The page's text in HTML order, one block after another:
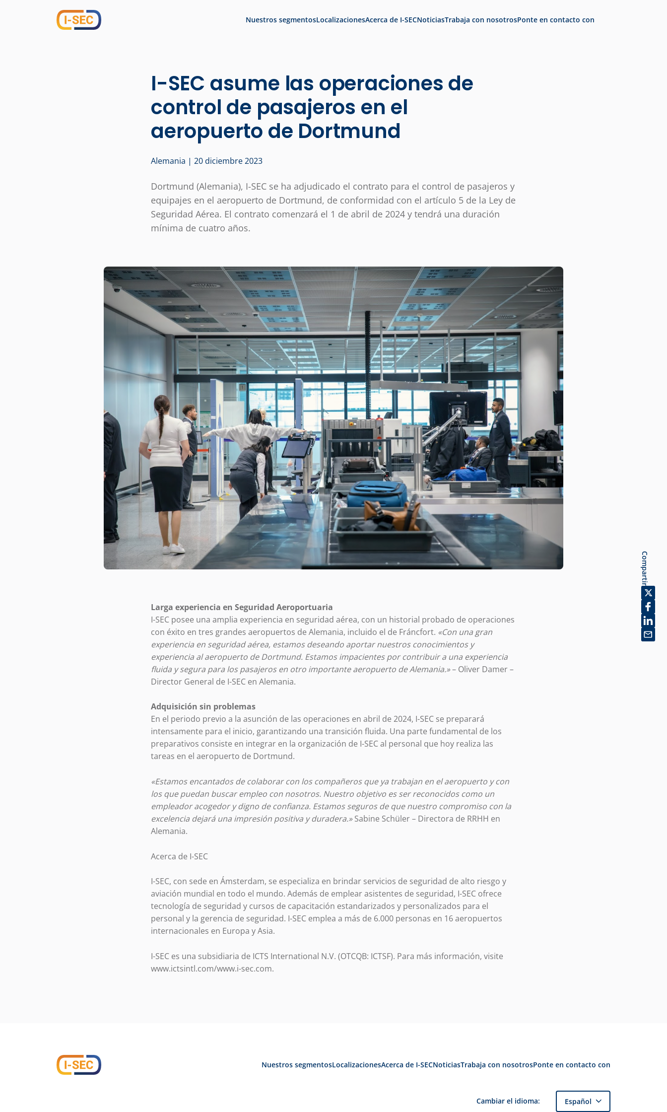
Nuestros segmentosLocalizacionesAcerca de I-SECNoticiasTrabaja con nosotrosPonte en contacto con
I-SEC asume las operaciones de
control de pasajeros en el
aeropuerto de Dortmund
Alemania | 20 diciembre 2023
Dortmund (Alemania), I-SEC se ha adjudicado el contrato para el control de pasajeros y
equipajes en el aeropuerto de Dortmund, de conformidad con el artículo 5 de la Ley de
Seguridad Aérea. El contrato comenzará el 1 de abril de 2024 y tendrá una duración
mínima de cuatro años.
Larga experiencia en Seguridad Aeroportuaria
I-SEC posee una amplia experiencia en seguridad aérea, con un historial probado de operaciones
con éxito en tres grandes aeropuertos de Alemania, incluido el de Fráncfort. «Con una gran
experiencia en seguridad aérea, estamos deseando aportar nuestros conocimientos y
experiencia al aeropuerto de Dortmund. Estamos impacientes por contribuir a una experiencia
fluida y segura para los pasajeros en otro importante aeropuerto de Alemania.»– Oliver Damer –
Director General de I-SEC en Alemania.
Adquisición sin problemas
En el periodo previo a la asunción de las operaciones en abril de 2024, I-SEC se preparará
intensamente para el inicio, garantizando una transición fluida. Una parte fundamental de los
preparativos consiste en integrar en la organización de I-SEC al personal que hoy realiza las
tareas en el aeropuerto de Dortmund.
«Estamos encantados de colaborar con los compañeros que ya trabajan en el aeropuerto y con
los que puedan buscar empleo con nosotros. Nuestro objetivo es ser reconocidos como un
empleador acogedor y digno de confianza. Estamos seguros de que nuestro compromiso con la
excelencia dejará una impresión positiva y duradera.»Sabine Schüler – Directora de RRHH en
Alemania.
Acerca de I-SEC
I-SEC, con sede en Ámsterdam, se especializa en brindar servicios de seguridad de alto riesgo y
aviación mundial en todo el mundo. Además de emplear asistentes de seguridad, I-SEC ofrece
tecnología de seguridad y cursos de capacitación estandarizados y personalizados para el
personal y la gerencia de seguridad. I-SEC emplea a más de 6.000 personas en 16 aeropuertos
internacionales en Europa y Asia.
I-SEC es una subsidiaria de ICTS International N.V. (OTCQB: ICTSF). Para más información, visite
www.ictsintl.com/www.i-sec.com.
Compartir
Nuestros segmentosLocalizacionesAcerca de I-SECNoticiasTrabaja con nosotrosPonte en contacto con
Cambiar el idioma: Español